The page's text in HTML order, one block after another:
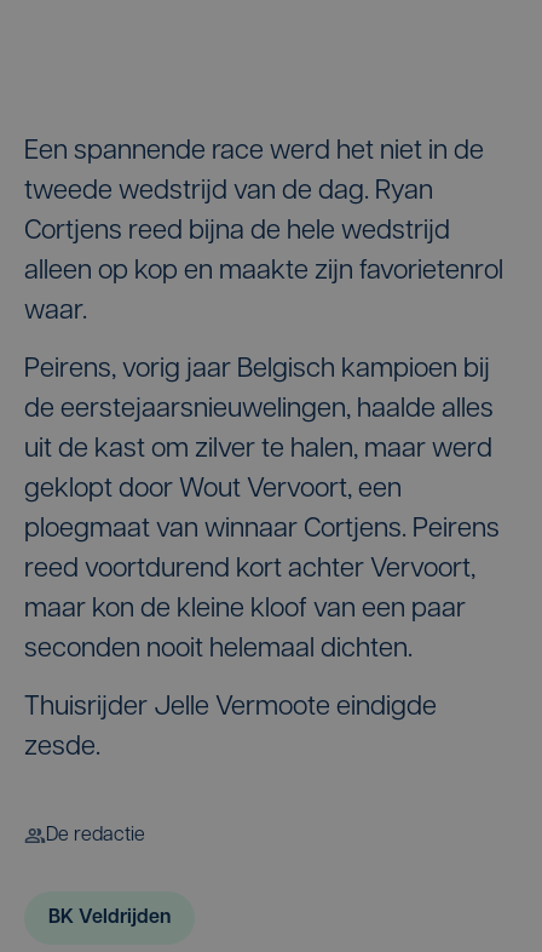
Een spannende race werd het niet in de
tweede wedstrijd van de dag. Ryan
Cortjens reed bijna de hele wedstrijd
alleen op kop en maakte zijn favorietenrol
waar.
Peirens, vorig jaar Belgisch kampioen bij
de eerstejaarsnieuwelingen, haalde alles
uit de kast om zilver te halen, maar werd
geklopt door Wout Vervoort, een
ploegmaat van winnaar Cortjens. Peirens
reed voortdurend kort achter Vervoort,
maar kon de kleine kloof van een paar
seconden nooit helemaal dichten.
Thuisrijder Jelle Vermoote eindigde
zesde.
De redactie
BK Veldrijden